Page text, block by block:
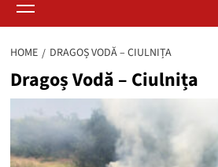
Menu
HOME DRAGOȘ VODĂ – CIULNIȚA
Dragoș Vodă – Ciulnița